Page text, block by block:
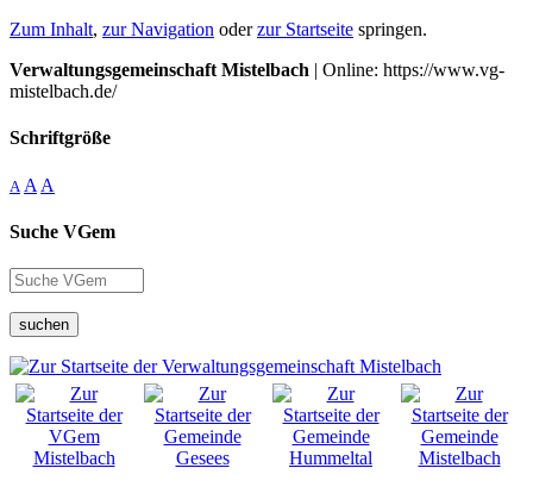
Zum Inhalt, zur Navigation oderzur Startseite springen.
Verwaltungsgemeinschaft Mistelbach | Online: https://www.vg-
mistelbach.de/
Schriftgröße
A A A
Suche VGem
suchen